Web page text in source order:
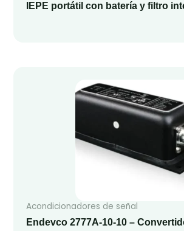
IEPE portátil con batería y filtro
Acondicionadores de señal
Endevco 2777A-10-10 –